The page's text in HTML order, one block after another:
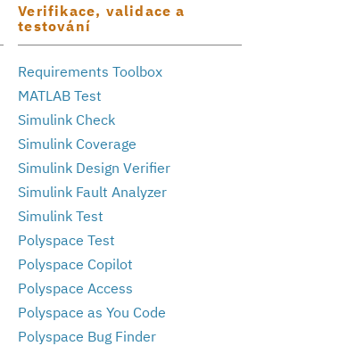
Verifikace, validace a
testování
Requirements Toolbox
MATLAB Test
Simulink Check
Simulink Coverage
Simulink Design Verifier
Simulink Fault Analyzer
Simulink Test
Polyspace Test
Polyspace Copilot
Polyspace Access
Polyspace as You Code
Polyspace Bug Finder